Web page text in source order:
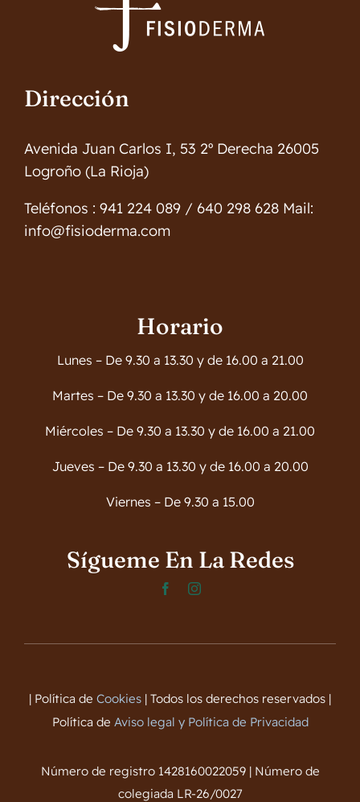
Dirección
Avenida Juan Carlos I, 53 2º Derecha 26005
Logroño (La Rioja)
Teléfonos : 941 224 089 / 640 298 628 Mail:
info@fisioderma.com
Horario
Lunes – De 9.30 a 13.30 y de 16.00 a 21.00
Martes – De 9.30 a 13.30 y de 16.00 a 20.00
Miércoles – De 9.30 a 13.30 y de 16.00 a 21.00
Jueves – De 9.30 a 13.30 y de 16.00 a 20.00
Viernes – De 9.30 a 15.00
Sígueme En La Redes
| Política de Cookies | Todos los derechos reservados |
Política de Aviso legal y Política de Privacidad
Número de registro 1428160022059 | Número de
colegiada LR-26/0027